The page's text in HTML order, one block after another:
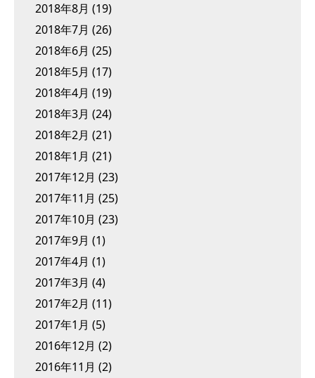
2018年8月 (19)
2018年7月 (26)
2018年6月 (25)
2018年5月 (17)
2018年4月 (19)
2018年3月 (24)
2018年2月 (21)
2018年1月 (21)
2017年12月 (23)
2017年11月 (25)
2017年10月 (23)
2017年9月 (1)
2017年4月 (1)
2017年3月 (4)
2017年2月 (11)
2017年1月 (5)
2016年12月 (2)
2016年11月 (2)